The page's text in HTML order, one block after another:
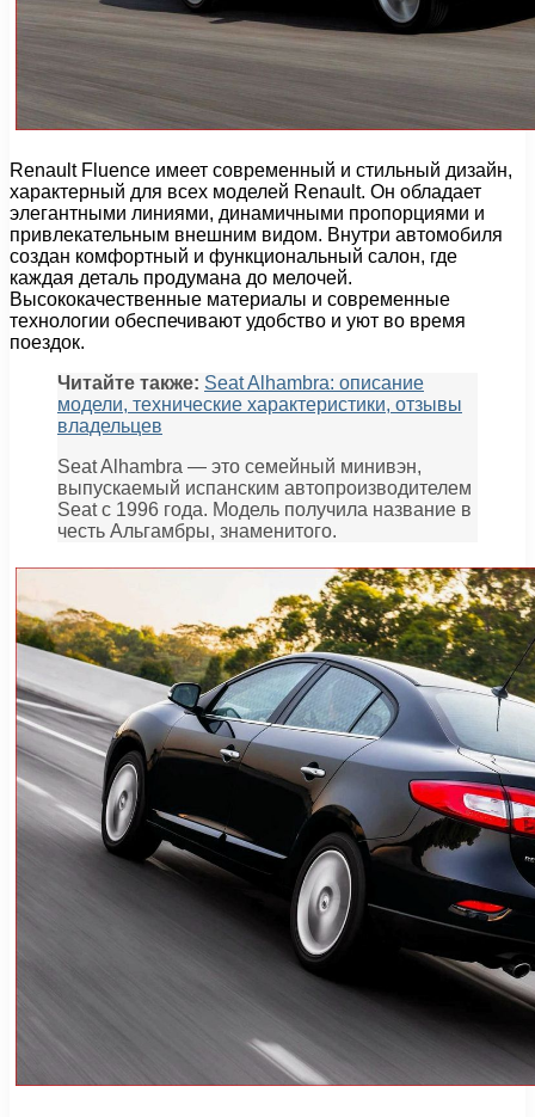
Renault Fluence имеет современный и стильный дизайн,
характерный для всех моделей Renault. Он обладает
элегантными линиями, динамичными пропорциями и
привлекательным внешним видом. Внутри автомобиля
создан комфортный и функциональный салон, где
каждая деталь продумана до мелочей.
Высококачественные материалы и современные
технологии обеспечивают удобство и уют во время
поездок.
Читайте также: Seat Alhambra: описание
модели, технические характеристики, отзывы
владельцев
Seat Alhambra — это семейный минивэн,
выпускаемый испанским автопроизводителем
Seat с 1996 года. Модель получила название в
честь Альгамбры, знаменитого.